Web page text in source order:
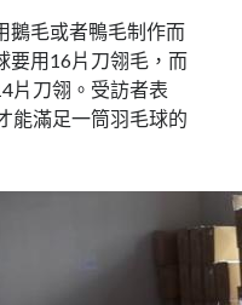
鵝毛或者鴨毛制作而
要用16片刀翎毛，而
片刀翎。受訪者表
能滿足一筒羽毛球的